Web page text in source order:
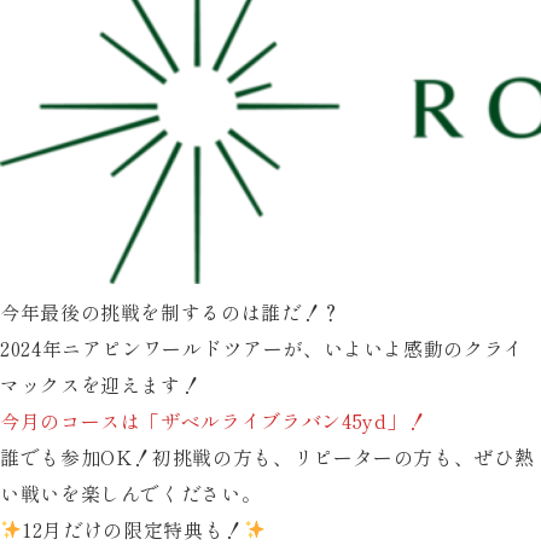
知
せ
今年最後の挑戦を制するのは誰だ！？
2024年ニアピンワールドツアーが、いよいよ感動のクライ
マックスを迎えます！
今月のコースは「ザベルライブラバン45yd」！
誰でも参加OK！初挑戦の方も、リピーターの方も、ぜひ熱
い戦いを楽しんでください。
12月だけの限定特典も！